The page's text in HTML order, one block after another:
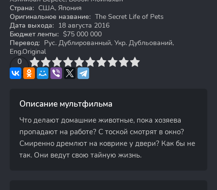
Страна: США, Япония
Оригинальное название: The Secret Life of Pets
Дата выхода: 18 августа 2016
Бюджет ленты: $75 000 000
Перевод: Рус. Дублированный, Укр. Дубльований,
Eng.Original
0
4 6 7 8 9 10
Описание мультфильма
Что делают домашние животные, пока хозяева
пропадают на работе? С тоской смотрят в окно?
Смиренно дремлют на коврике у двери? Как бы не
так. Они ведут свою тайную жизнь.